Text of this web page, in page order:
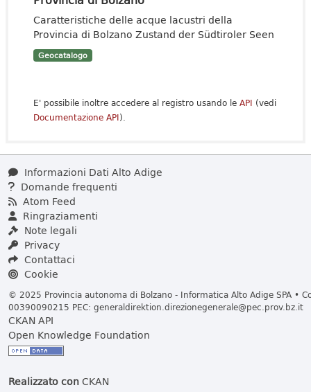
Caratteristiche delle acque lacustri della
Provincia di Bolzano Zustand der Südtiroler Seen
Geocatalogo
E' possibile inoltre accedere al registro usando le API (vedi
Documentazione API).
Informazioni Dati Alto Adige
Domande frequenti
Atom Feed
Ringraziamenti
Note legali
Privacy
Contattaci
Cookie
© 2025 Provincia autonoma di Bolzano - Informatica Alto Adige SPA •
00390090215 PEC: generaldirektion.direzionegenerale@pec.prov.bz.it
CKAN API
Open Knowledge Foundation
Realizzato conCKAN